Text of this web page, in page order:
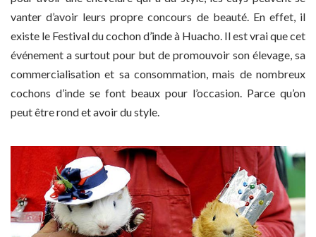
vanter d’avoir leurs propre concours de beauté. En effet, il
existe le Festival du cochon d’inde à Huacho. Il est vrai que cet
événement a surtout pour but de promouvoir son élevage, sa
commercialisation et sa consommation, mais de nombreux
cochons d’inde se font beaux pour l’occasion. Parce qu’on
peut être rond et avoir du style.